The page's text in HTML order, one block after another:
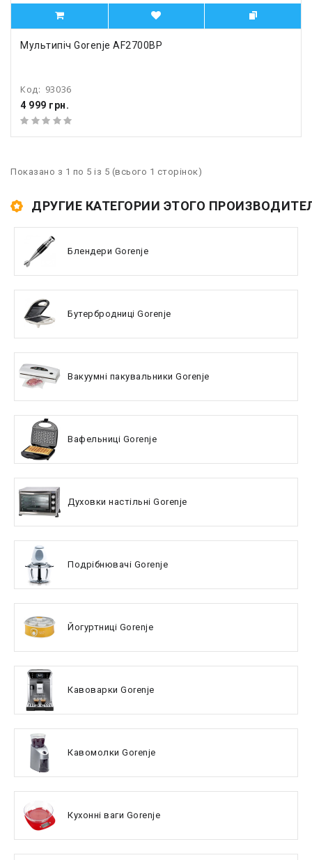
Мультипіч Gorenje AF2700BP
Код: 93036
4 999 грн.
Показано з 1 по 5 із 5 (всього 1 сторінок)
ДРУГИЕ КАТЕГОРИИ ЭТОГО
Блендери Gorenje
Бутербродниці Gorenje
Вакуумні пакувальники Gorenje
Вафельниці Gorenje
Духовки настільні Gorenje
Подрібнювачі Gorenje
Йогуртниці Gorenje
Кавоварки Gorenje
Кавомолки Gorenje
Кухонні ваги Gorenje